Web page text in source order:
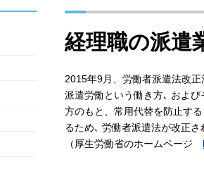
経理職の派遣
2015年9月、労働者派遣法改正
派遣労働という働き方､ およ
方のもと、常用代替を防止す
るため､ 労働者派遣法が改正さ
（厚生労働省のホームページ